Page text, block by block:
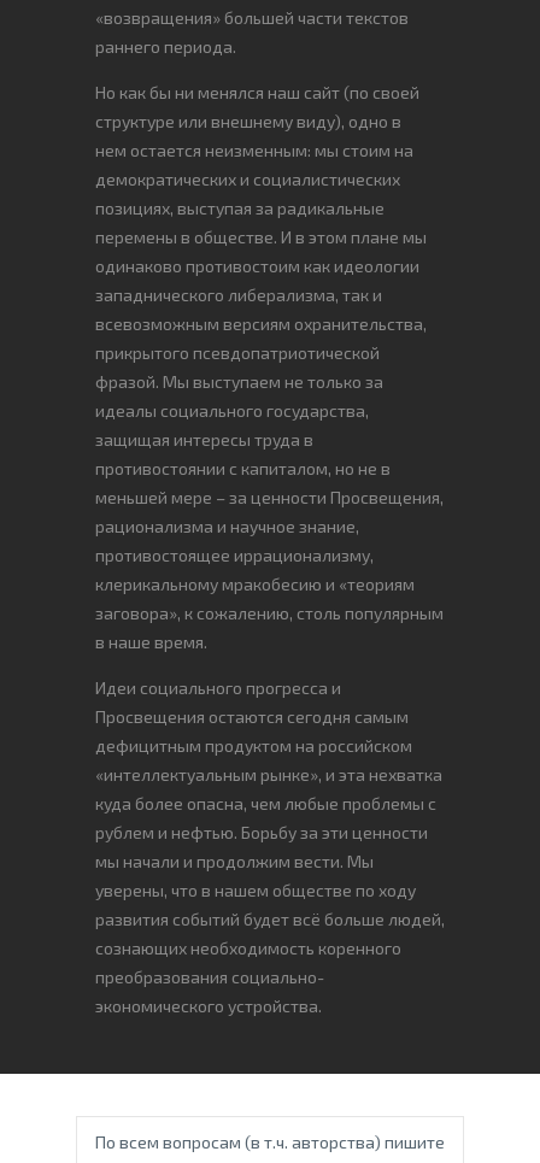
«возвращения» большей части текстов
раннего периода.
Но как бы ни менялся наш сайт (по своей
структуре или внешнему виду), одно в
нем остается неизменным: мы стоим на
демократических и социалистических
позициях, выступая за радикальные
перемены в обществе. И в этом плане мы
одинаково противостоим как идеологии
западнического либерализма, так и
всевозможным версиям охранительства,
прикрытого псевдопатриотической
фразой. Мы выступаем не только за
идеалы социального государства,
защищая интересы труда в
противостоянии с капиталом, но не в
меньшей мере – за ценности Просвещения,
рационализма и научное знание,
противостоящее иррационализму,
клерикальному мракобесию и «теориям
заговора», к сожалению, столь популярным
в наше время.
Идеи социального прогресса и
Просвещения остаются сегодня самым
дефицитным продуктом на российском
«интеллектуальным рынке», и эта нехватка
куда более опасна, чем любые проблемы с
рублем и нефтью. Борьбу за эти ценности
мы начали и продолжим вести. Мы
уверены, что в нашем обществе по ходу
развития событий будет всё больше людей,
сознающих необходимость коренного
преобразования социально-
экономического устройства.
По всем вопросам (в т.ч. авторства) пишите